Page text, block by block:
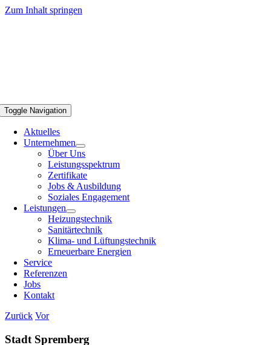
Zum Inhalt springen
Toggle Navigation
Aktuelles
Unternehmen
Über Uns
Leistungsspektrum
Zertifikate
Jobs & Ausbildung
Soziales Engagement
Leistungen
Heizungstechnik
Sanitärtechnik
Klima- und Lüftungstechnik
Erneuerbare Energien
Service
Referenzen
Jobs
Kontakt
Zurück Vor
Stadt Spremberg